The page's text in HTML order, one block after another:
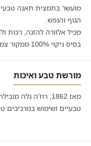
מועשר בתמצית תאנה
הגוף והנפש.
מכיל אלוורה להזנה, רכות
בסיס ניקוי 100% ממקור צמחי – עדין במיוחד וקל לשטיפה.
מורשת טבע ואיכות
מאז 1862, רוז'ה
טבעיים ושימוש במרכיבים